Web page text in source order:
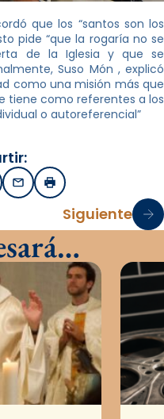
que los “santos son los
pide “que la rogaría no se
de la Iglesia y que se
Suso Món , explicó
como una misión más que
tiene como referentes a los
o autoreferencial”
EmailImprimir
Siguiente